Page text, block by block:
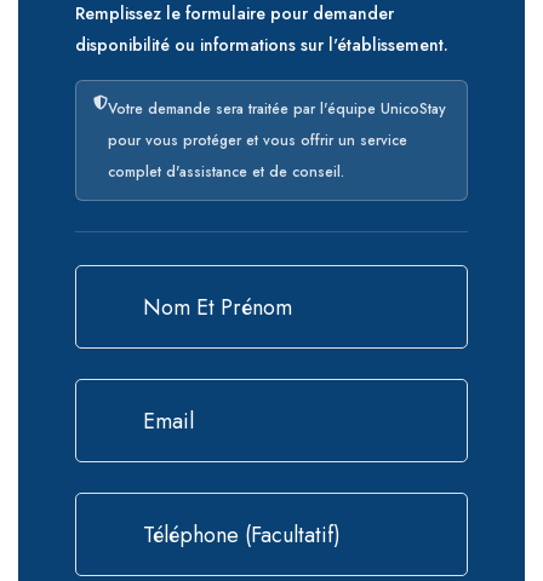
Remplissez le formulaire pour demander
disponibilité ou informations sur l'établissement.
Votre demande sera traitée par l'équipe UnicoStay
pour vous protéger et vous offrir un service
complet d'assistance et de conseil.